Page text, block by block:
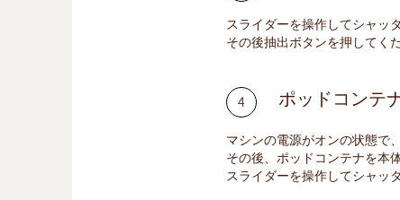
スライダーを操作してシャッ
その後抽出ボタンを押してく
ポッドコンテ
マシンの電源がオンの状態で
その後、ポッドコンテナを本
スライダーを操作してシャッ